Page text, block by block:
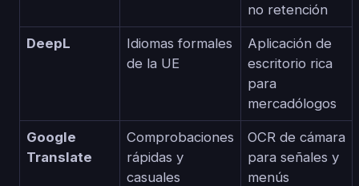
no retención
DeepL
Idiomas formales
de la UE
Aplicación de
escritorio rica
para
mercadólogos
Google
Translate
Comprobaciones
rápidas y
casuales
OCR de cámara
para señales y
menús